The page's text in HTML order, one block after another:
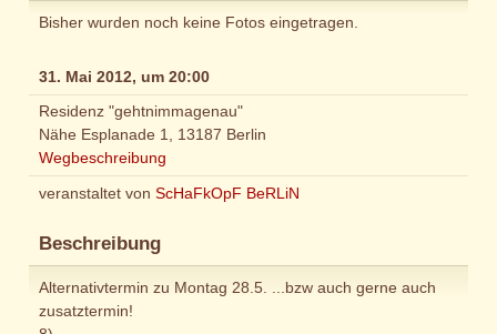
Bisher wurden noch keine Fotos eingetragen.
31. Mai 2012, um 20:00
Residenz "gehtnimmagenau"
Nähe Esplanade 1, 13187 Berlin
Wegbeschreibung
veranstaltet von ScHaFkOpF BeRLiN
Beschreibung
Alternativtermin zu Montag 28.5. ...bzw auch gerne auch
zusatztermin!